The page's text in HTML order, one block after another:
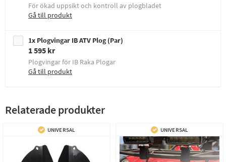
För ökad uppsikt och kontroll av plogbladet
Gå till produkt
1x Plogvingar IB ATV Plog (Par)
1 595 kr
Plogvingar för IB Raka Plogar
Gå till produkt
Relaterade produkter
UNIVERSAL UNIVERSAL